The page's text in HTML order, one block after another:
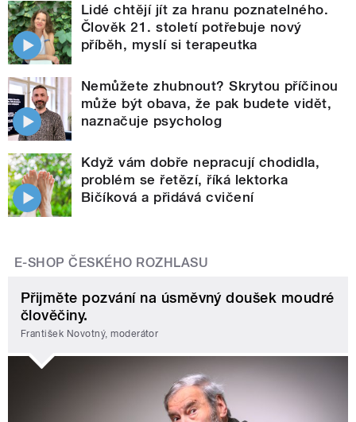
Lidé chtějí jít za hranu poznatelného.
Člověk 21. století potřebuje nový
příběh, myslí si terapeutka
Nemůžete zhubnout? Skrytou příčinou
může být obava, že pak budete vidět,
naznačuje psycholog
Když vám dobře nepracují chodidla,
problém se řetězí, říká lektorka
Bičíková a přidává cvičení
E-SHOP ČESKÉHO ROZHLASU
Přijměte pozvání na úsměvný doušek moudré
člověčiny.
František Novotný, moderátor